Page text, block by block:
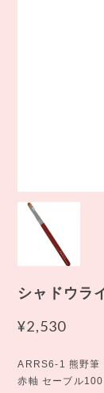
シャドウラ
¥2,530
ARRS6-1 熊野筆
赤軸 セーブル100